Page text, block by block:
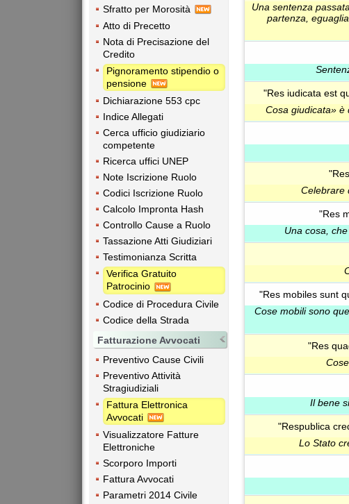
Sfratto per Morosità
Atto di Precetto
Nota di Precisazione del
Credito
Pignoramento stipendio o
pensione
Dichiarazione 553 cpc
Indice Allegati
Cerca ufficio giudiziario
competente
Ricerca uffici UNEP
Note Iscrizione Ruolo
Codici Iscrizione Ruolo
Calcolo Impronta Hash
Controllo Cause a Ruolo
Tassazione Atti Giudiziari
Testimonianza Scritta
Verifica Gratuito
Patrocinio
Codice di Procedura Civile
Codice della Strada
Fatturazione Avvocati
Preventivo Cause Civili
Preventivo Attività
Stragiudiziali
Fattura Elettronica
Avvocati
Visualizzatore Fatture
Elettroniche
Scorporo Importi
Fattura Avvocati
Parametri 2014 Civile
Una sentenza
partenza,
"Res iudicata est
Cosa giudicata» è
Celebrare
"Res
Una cosa,
"Res mobiles sunt
Cose mobili sono
"Res
Il bene
"Respublica
Lo Stato